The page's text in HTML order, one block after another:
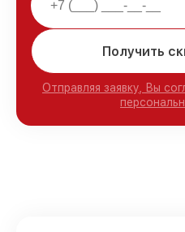
Получить
Отправляя заявку, Вы